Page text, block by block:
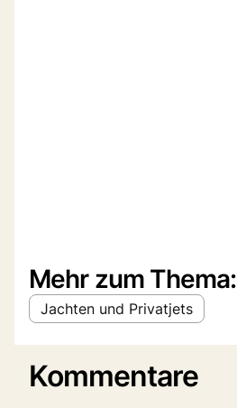
Mehr zum Thema:
Jachten und Privatjets
Kommentare